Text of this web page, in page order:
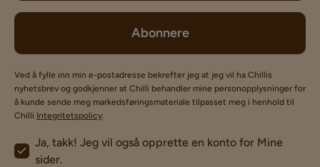
Abonnere
Ved å fylle inn min e-postadresse bekrefter jeg at jeg vil ha Chillis
nyhetsbrev og godkjenner at Chilli behandler mine personopplysninger for
å kunde sende meg markedsføringsmateriale tilpasset meg i henhold til
Chilli Integritetspolicy.
Ja, takk! Jeg vil også opprette en konto for Mine
sider.